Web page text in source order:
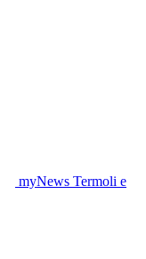
myNews Termoli e